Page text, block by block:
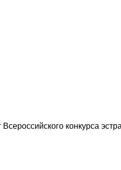
Всероссийского конкурса